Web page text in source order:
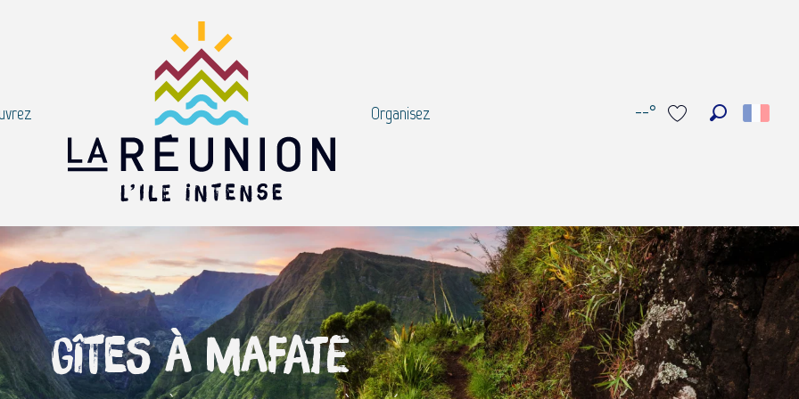
--°
Organisez
Gîtes à Mafate